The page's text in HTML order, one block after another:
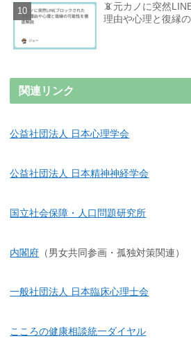
📵元カノに突然
理由や心理と復縁
関連リンク
公益社団法人 日本心理学会
公益社団法人 日本精神神経学会
国立社会保障・人口問題研究所
内閣府 （男女共同参画・孤独対策関連）
一般社団法人 日本臨床心理士会
こころの健康相談統一ダイヤル